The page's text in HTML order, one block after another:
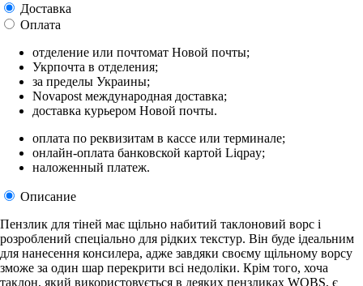
Доставка
Оплата
отделение или почтомат Новой почты;
Укрпочта в отделения;
за пределы Украины;
Novapost международная доставка;
доставка курьером Новой почты.
оплата по реквизитам в кассе или терминале;
онлайн-оплата банковской картой Liqpay;
наложенный платеж.
Описание
Пензлик для тіней має щільно набитий таклоновий ворс і
розроблений спеціально для рідких текстур. Він буде ідеальним
для нанесення консилера, адже завдяки своєму щільному ворсу
зможе за один шар перекрити всі недоліки. Крім того, хоча
таклон, який використовується в деяких пензликах WOBS, є